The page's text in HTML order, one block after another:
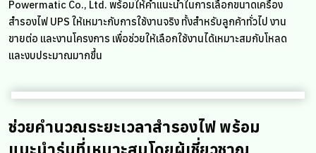
Powermatic Co., Ltd. พร้อมให้คำแนะนำในการเลือกขนาดเครื่อง
สำรองไฟ UPS ให้เหมาะกับการใช้งานจริง ทั้งสำหรับลูกค้าทั่วไป งาน
ขายต่อ และงานโครงการ เพื่อช่วยให้เลือกใช้งานได้เหมาะสมกับโหลด
และงบประมาณมากขึ้น
ช่วยคำนวณระยะเวลาสำรองไฟ พร้อม